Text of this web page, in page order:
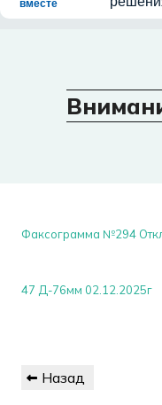
вместе
Факсограмма №294
47 Д-76мм 02.12.2025г
по
Предыдущая
Назад